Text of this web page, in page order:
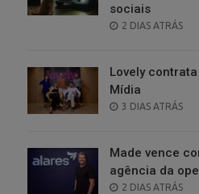
sociais
POSTED
2 DIAS ATRÁS
Lovely
Mídia
POSTED
3 DIAS ATRÁS
Made vence
agência da
POSTED
2 DIAS ATRÁS